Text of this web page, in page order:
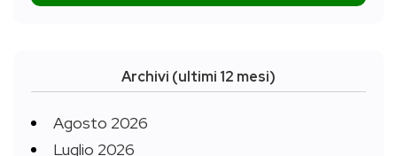
Archivi (ultimi 12 mesi)
Agosto 2026
Luglio 2026